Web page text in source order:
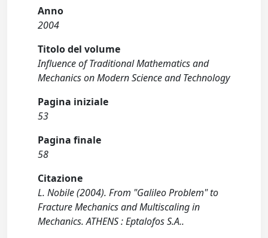
Anno
2004
Titolo del volume
Influence of Traditional Mathematics and
Mechanics on Modern Science and Technology
Pagina iniziale
53
Pagina finale
58
Citazione
L. Nobile (2004). From "Galileo Problem" to
Fracture Mechanics and Multiscaling in
Mechanics. ATHENS : Eptalofos S.A..